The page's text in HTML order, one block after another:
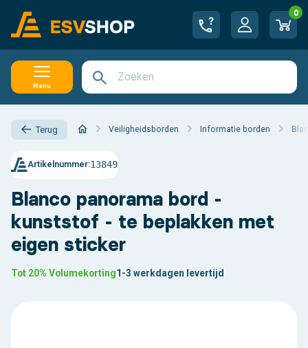
0
Menu
Terug Veiligheidsborden Informatie borden
Blanco panorama bord -
kunststof - te beplakken met
eigen sticker
Artikelnummer:13849
Tot 20% Volumekorting1-3 werkdagen levertijd